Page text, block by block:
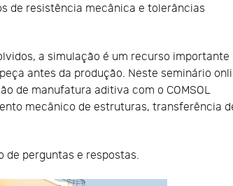
de resistência mecânica e tolerâncias
a simulação é um recurso importante
antes da produção. Neste seminário
de manufatura aditiva com o COMSOL
mecânico de estruturas, transferência
de perguntas e respostas.